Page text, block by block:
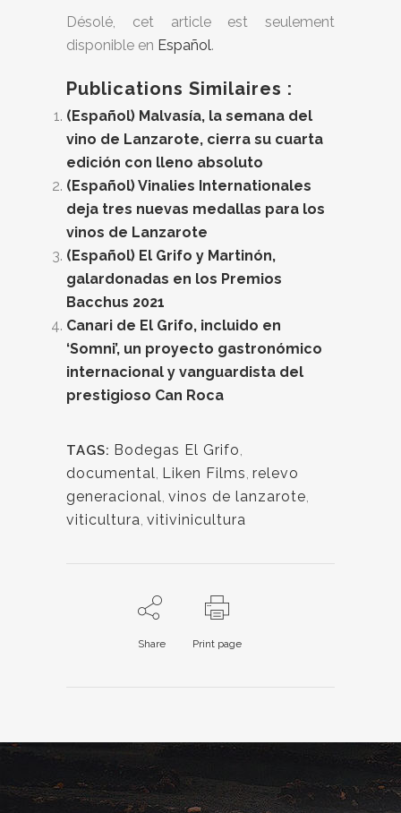
Désolé, cet article est seulement
disponible en Español.
Publications Similaires :
(Español) Malvasía, la semana del
vino de Lanzarote, cierra su cuarta
edición con lleno absoluto
(Español) Vinalies Internationales
deja tres nuevas medallas para los
vinos de Lanzarote
(Español) El Grifo y Martinón,
galardonadas en los Premios
Bacchus 2021
Canari de El Grifo, incluido en
‘Somni’, un proyecto gastronómico
internacional y vanguardista del
prestigioso Can Roca
TAGS: Bodegas El Grifo
documental Liken Films relevo
generacional vinos de lanzarote
viticultura vitivinicultura
Share Print page